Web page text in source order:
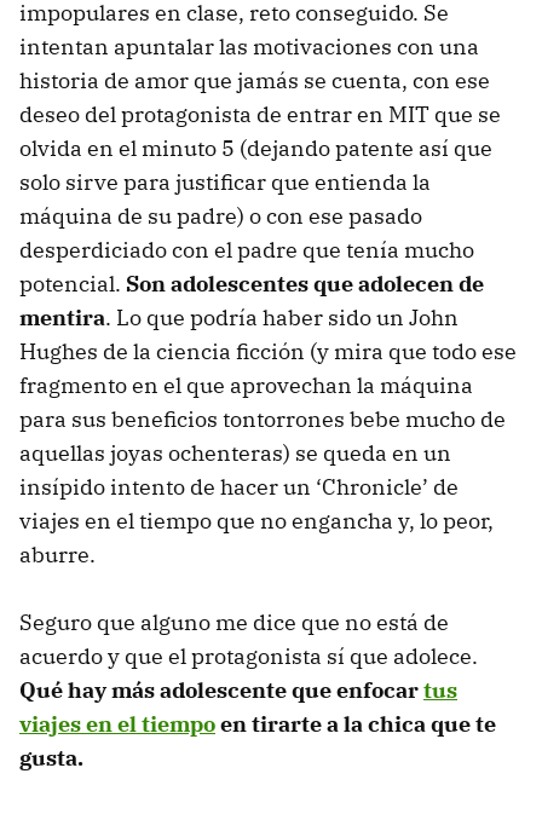
impopulares en clase, reto conseguido. Se
intentan apuntalar las motivaciones con una
historia de amor que jamás se cuenta, con ese
deseo del protagonista de entrar en MIT que se
olvida en el minuto 5 (dejando patente así que
solo sirve para justificar que entienda la
máquina de su padre) o con ese pasado
desperdiciado con el padre que tenía mucho
potencial. Son adolescentes que adolecen de
mentira. Lo que podría haber sido un John
Hughes de la ciencia ficción (y mira que todo ese
fragmento en el que aprovechan la máquina
para sus beneficios tontorrones bebe mucho de
aquellas joyas ochenteras) se queda en un
insípido intento de hacer un ‘Chronicle’ de
viajes en el tiempo que no engancha y, lo peor,
aburre.
Seguro que alguno me dice que no está de
acuerdo y que el protagonista sí que adolece.
Qué hay más adolescente que enfocartus
viajes en el tiempoen tirarte a la chica que te
gusta.